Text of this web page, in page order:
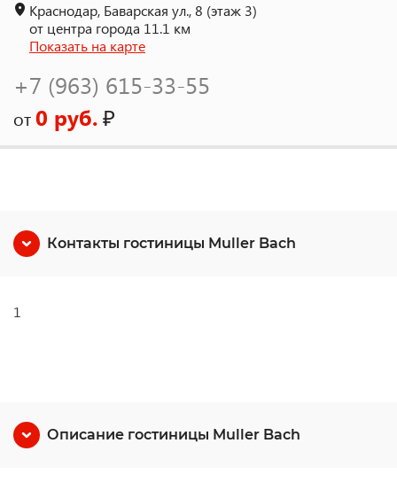
Краснодар, Баварская ул., 8 (этаж 3)
от центра города 11.1 км
Показать на карте
+7 (963) 615-33-55
от0 руб.₽
Контакты гостиницы Muller Bach
1
Описание гостиницы Muller Bach